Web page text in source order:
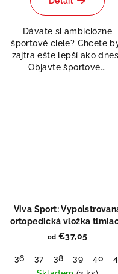
z
5
hviezdičiek.
Dávate si ambiciózne
športové ciele? Chcete
zajtra ešte lepší ako
Objavte športové...
Viva Sport:
ortopedická vložka
nárazy
od €37,05
36 37 38 39 40